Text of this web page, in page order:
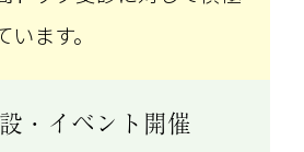
ます。
・イベント開催